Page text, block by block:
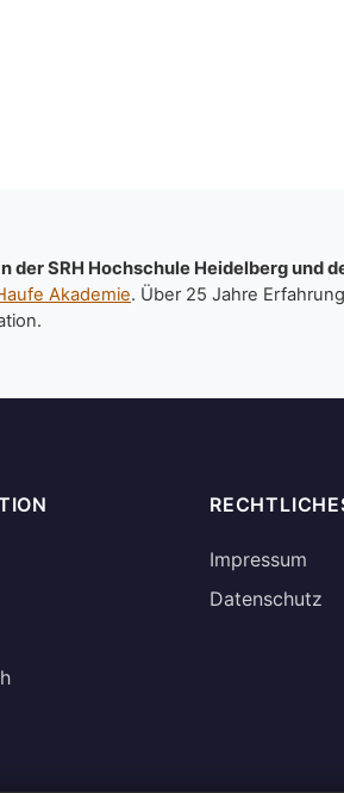
der SRH Hochschule Heidelberg und
Akademie. Über 25 Jahre
Impressum
Datenschutz